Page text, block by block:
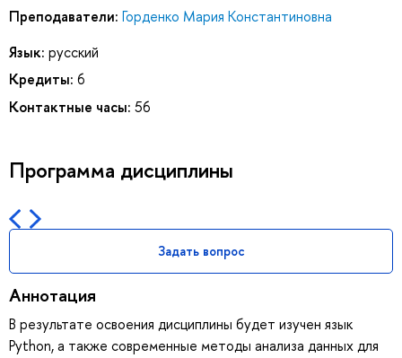
Преподаватели: Горденко Мария Константиновна
Язык: русский
Кредиты: 6
Контактные часы: 56
Программа дисциплины
Задать вопрос
Аннотация
В результате освоения дисциплины будет изучен язык
Python, а также современные методы анализа данных для